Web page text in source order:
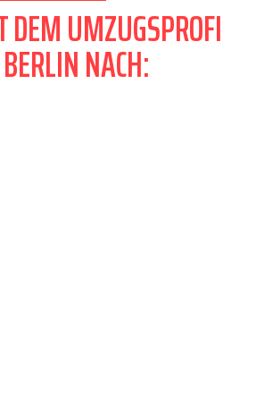
UMZUGSPROFI
NACH: